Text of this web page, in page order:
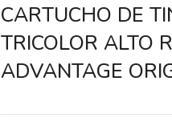
CARTUCHO DE
TRICOLOR ALTO
ADVANTAGE